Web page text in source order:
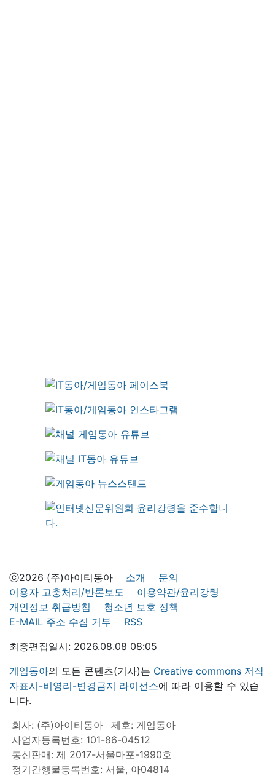
ⓒ2026 (주)아이티동아 소개
문의
이용자 고충처리/반론보도
이용약관/윤리강령
개인정보 취급방침
청소년 보호 정책
E-MAIL 주소 수집 거부
RSS
최종편집일시: 2026.08.08 08:05
게임동아의 모든 콘텐츠(기사)는 Creative commons 저작
자표시-비영리-변경금지 라이선스에 따라 이용할 수 있습
니다.
회사: (주)아이티동아
제호: 게임동아
사업자등록번호: 101-86-04512
통신판매: 제 2017-서울마포-1990호
정기간행물등록번호: 서울, 아04814